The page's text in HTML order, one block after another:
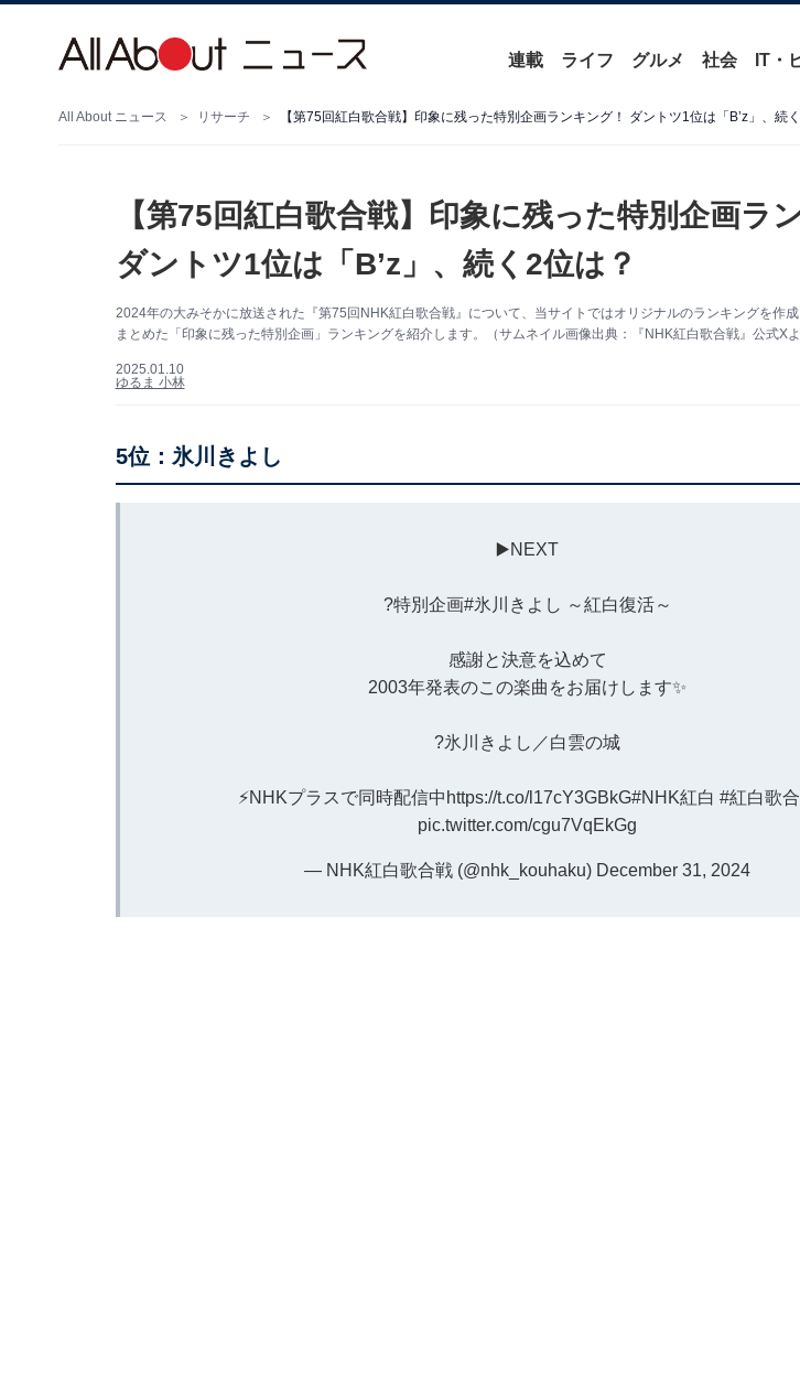
連載 ライフ グルメ 社会 IT・
All About ニュース リサーチ 【第75回紅白歌合戦】印象に残った特別企画ランキング！ ダントツ1位は「B’z」、続
【第75回紅白歌合戦】印象に残った特別企画ラ
ダントツ1位は「B’z」、続く2位は？
2024年の大みそかに放送された『第75回NHK紅白歌合戦』について、当サイトではオリジナルのランキングを作
まとめた「印象に残った特別企画」ランキングを紹介します。（サムネイル画像出典：『NHK紅白歌合戦』公式Xよ
2025.01.10
ゆるま 小林
5位：氷川きよし
▶️NEXT
?特別企画#氷川きよし ～紅白復活～
感謝と決意を込めて
2003年発表のこの楽曲をお届けします✨️
?氷川きよし／白雲の城
⚡NHKプラスで同時配信中 https://t.co/l17cY3GBkG#NHK紅白 #紅白歌
pic.twitter.com/cgu7VqEkGg
— NHK紅白歌合戦 (@nhk_kouhaku) December 31, 2024